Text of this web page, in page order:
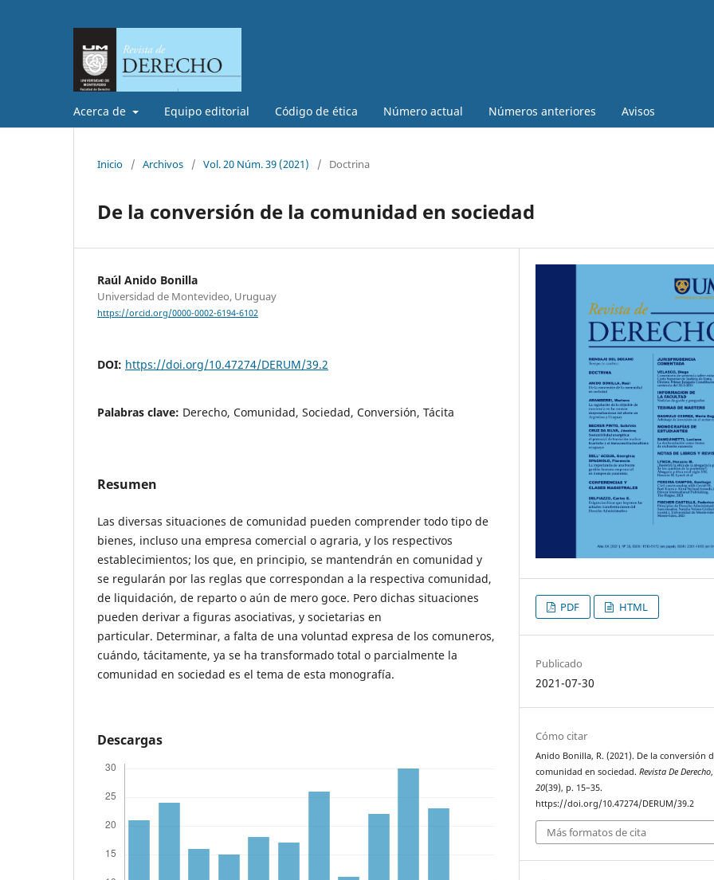
Acerca de Equipo editorial Código de ética Número actual Números anteriores Avisos
Inicio / Archivos / Vol. 20 Núm. 39 (2021) / Doctrina
De la conversión de la comunidad en sociedad
Raúl Anido Bonilla
Universidad de Montevideo, Uruguay
https://orcid.org/0000-0002-6194-6102
DOI: https://doi.org/10.47274/DERUM/39.2
Palabras clave: Derecho, Comunidad, Sociedad, Conversión, Tácita
Resumen
Las diversas situaciones de comunidad pueden comprender todo tipo de
bienes, incluso una empresa comercial o agraria, y los respectivos
establecimientos; los que, en principio, se mantendrán en comunidad y
se regularán por las reglas que correspondan a la respectiva comunidad,
de liquidación, de reparto o aún de mero goce. Pero dichas situaciones
pueden derivar a figuras asociativas, y societarias en
particular. Determinar, a falta de una voluntad expresa de los comuneros,
cuándo, tácitamente, ya se ha transformado total o parcialmente la
comunidad en sociedad es el tema de esta monografía.
Descargas
PDF HTML
Publicado
2021-07-30
Cómo citar
Anido Bonilla, R. (2021). De la conversión
comunidad en sociedad.Revista De Derecho,
20(39), p. 15–35.
https://doi.org/10.47274/DERUM/39.2
Más formatos de cita